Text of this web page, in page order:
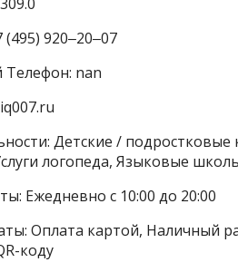
920‒20‒07
nan
Детские /
логопеда, Языковые
Ежедневно с 10:00 до 20:00
Оплата картой, Наличный
коду